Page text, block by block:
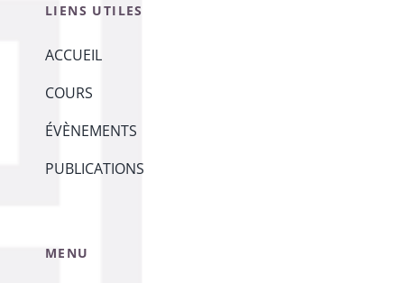
LIENS UTILES
ACCUEIL
COURS
ÉVÈNEMENTS
PUBLICATIONS
MENU